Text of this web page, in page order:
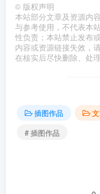
© 版权声明
本站部分文章及资源内
与参考使用，不代表本
性负责；本站禁止发布
内容或资源链接失效，
在核实后尽快删除、处理
插图作品
# 插图作品